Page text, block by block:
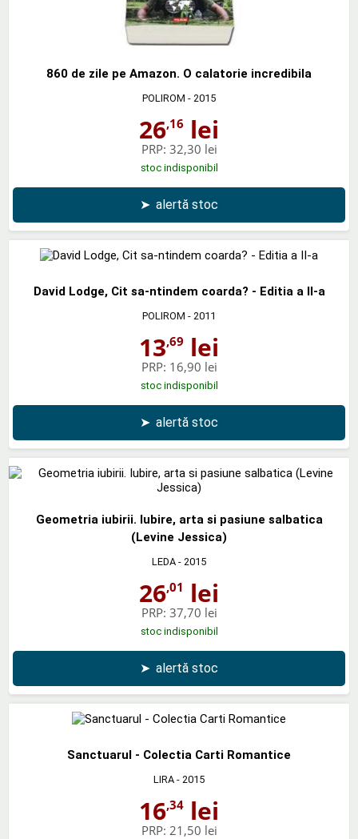
860 de zile pe Amazon. O calatorie incredibila
POLIROM - 2015
26,16 lei
PRP: 32,30 lei
stoc indisponibil
➤ alertă stoc
David Lodge, Cit sa-ntindem coarda? - Editia a II-a
POLIROM - 2011
13,69 lei
PRP: 16,90 lei
stoc indisponibil
➤ alertă stoc
Geometria iubirii. Iubire, arta si pasiune salbatica
(Levine Jessica)
LEDA - 2015
26,01 lei
PRP: 37,70 lei
stoc indisponibil
➤ alertă stoc
Sanctuarul - Colectia Carti Romantice
LIRA - 2015
16,34 lei
PRP: 21,50 lei